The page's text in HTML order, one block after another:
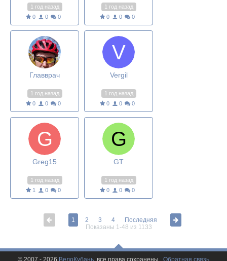
1 год назад
0
0 0
1 год назад
0
0 0
Главврач
1 год назад
0
0 0
Vergil
1 год назад
0
0 0
Greg15
1 год назад
1
0 0
GT
1 год назад
0
0 0
1 2 3 4
Последняя
Показаны 1-48 из 1133
© 2007 - 2026 ВелоКубань , все права сохранены. Обратная связь